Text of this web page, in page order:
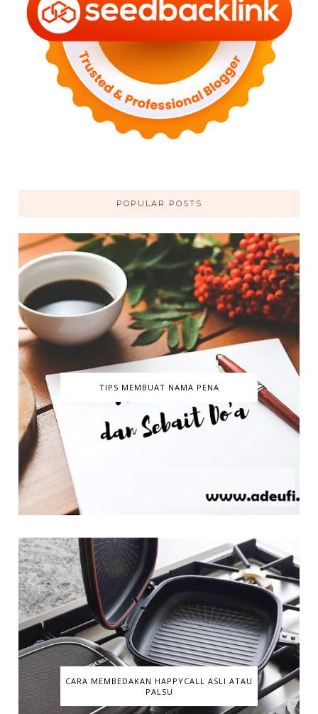
POPULAR POSTS
TIPS MEMBUAT NAMA PENA
CARA MEMBEDAKAN HAPPYCALL ASLI ATAU
PALSU